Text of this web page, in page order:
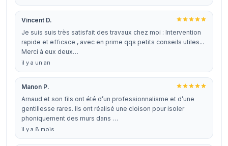
Vincent D.
Je suis suis très satisfait des travaux chez moi : Intervention
rapide et efficace , avec en prime qqs petits conseils utiles...
Merci à eux deux…
il y a un an
Manon P.
Arnaud et son fils ont été d’un professionnalisme et d’une
gentillesse rares. Ils ont réalisé une cloison pour isoler
phoniquement des murs dans …
il y a 8 mois